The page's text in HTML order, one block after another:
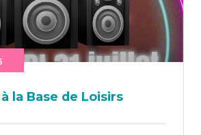
la Base de Loisirs